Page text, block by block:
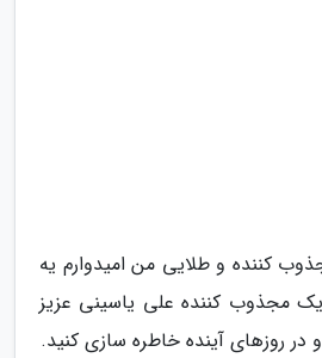
کننده و طلایی من امیدوارم یه
مجذوب کننده علی یاسینی عزیز
روزهای آینده خاطره سازی کنید.